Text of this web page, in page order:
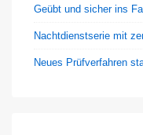
Geübt und sicher ins
Nachtdienstserie mit
Neues Prüfverfahren